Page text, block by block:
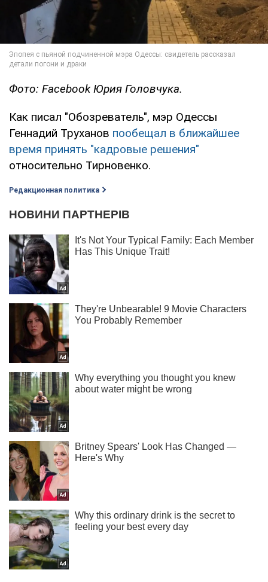
Фото: Facebook Юрия Головчука.
Как писал "Обозреватель", мэр Одессы
Геннадий Труханов пообещал в ближайшее
время принять "кадровые решения"
относительно Тирновенко.
Редакционная политика